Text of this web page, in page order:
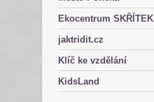
Ekocentrum SKŘÍTEK
jaktridit.cz
Klíč ke vzdělání
KidsLand